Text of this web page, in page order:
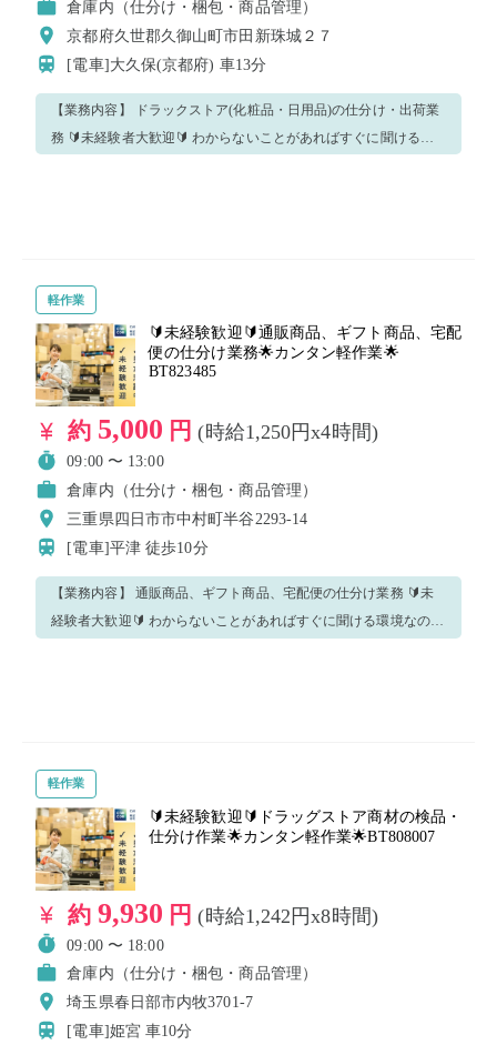
倉庫内（仕分け・梱包・商品管理）
京都府久世郡久御山町市田新珠城２７
[電車]大久保(京都府) 車13分
【業務内容】 ドラックストア(化粧品・日用品)の仕分け・出荷業
務 🔰未経験者大歓迎🔰 わからないことがあればすぐに聞ける環
軽作業
🔰未経験歓迎🔰通販商品、ギフト商品、宅配
便の仕分け業務🌟カンタン軽作業🌟
BT823485
約 5,000 円(時給1,250円x4時間)
09:00 〜 13:00
倉庫内（仕分け・梱包・商品管理）
三重県四日市市中村町半谷2293-14
[電車]平津徒歩10分
【業務内容】 通販商品、ギフト商品、宅配便の仕分け業務 🔰未
経験者大歓迎🔰 わからないことがあればすぐに聞ける環境なので
軽作業
🔰未経験歓迎🔰ドラッグストア商材の検品・
仕分け作業🌟カンタン軽作業🌟BT808007
約 9,930 円(時給1,242円x8時間)
09:00 〜 18:00
倉庫内（仕分け・梱包・商品管理）
埼玉県春日部市内牧3701-7
[電車]姫宮車10分